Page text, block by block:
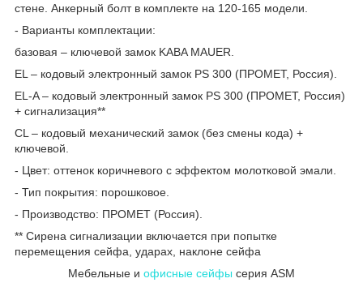
стене. Анкерный болт в комплекте на 120-165 модели.
- Варианты комплектации:
базовая – ключевой замок KABA MAUER.
EL – кодовый электронный замок PS 300 (ПРОМЕТ, Россия).
EL-A – кодовый электронный замок PS 300 (ПРОМЕТ, Россия)
+ сигнализация**
CL – кодовый механический замок (без смены кода) +
ключевой.
- Цвет: оттенок коричневого с эффектом молотковой эмали.
- Тип покрытия: порошковое.
- Производство: ПРОМЕТ (Россия).
** Сирена сигнализации включается при попытке
перемещения сейфа, ударах, наклоне сейфа
Мебельные и офисные сейфы серия ASM